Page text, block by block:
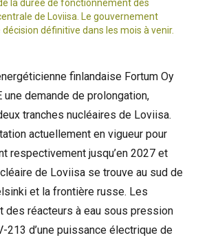
la durée de fonctionnement des
de Loviisa. Le gouvernement
définitive dans les mois à venir.
finlandaise Fortum Oy
une demande de prolongation,
tranches nucléaires de Loviisa.
actuellement en vigueur pour
respectivement jusqu’en 2027 et
de Loviisa se trouve au sud de
et la frontière russe. Les
des réacteurs à eau sous pression
213 d’une puissance électrique de